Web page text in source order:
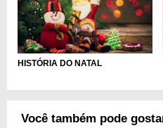
HISTÓRIA DO NATAL
Você também pode